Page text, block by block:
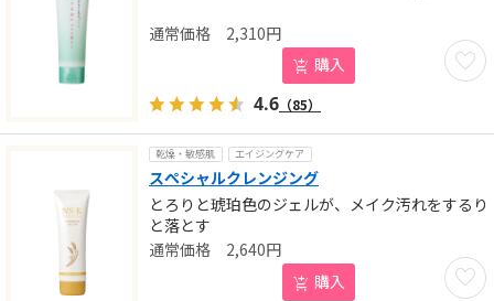
お気
2,310円
購入
4.6 （85）
乾燥・敏感肌 エイジングケア
スペシャルクレンジング
とろりと琥珀色のジェルが、メイク汚れをするり
と落とす
お気
2,640円
購入